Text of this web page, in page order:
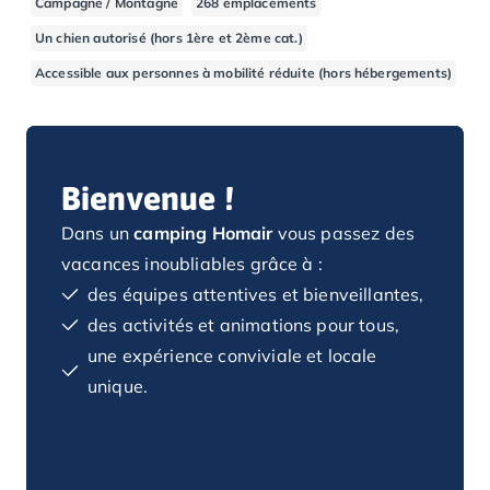
Camping Calvados
Camping Cabourg
Camping Honfleur
Camping Ouistreham
Camping Manche
Camping Mont Saint Michel
Camping Bretagne
Camping Côtes d'Armor
Camping Erquy
Camping Saint-Cast-le-Guildo
Camping Finistère
Camping Benodet
Un chien autorisé (hors 1ère et 2ème cat.)
Accessible aux personnes à mobilité réduite (hors hébergements)
Bienvenue !
Dans uncamping Homairvous passez des
vacances inoubliables grâce à :
des équipes attentives et bienveillantes,
des activités et animations pour tous,
une expérience conviviale et locale
unique.